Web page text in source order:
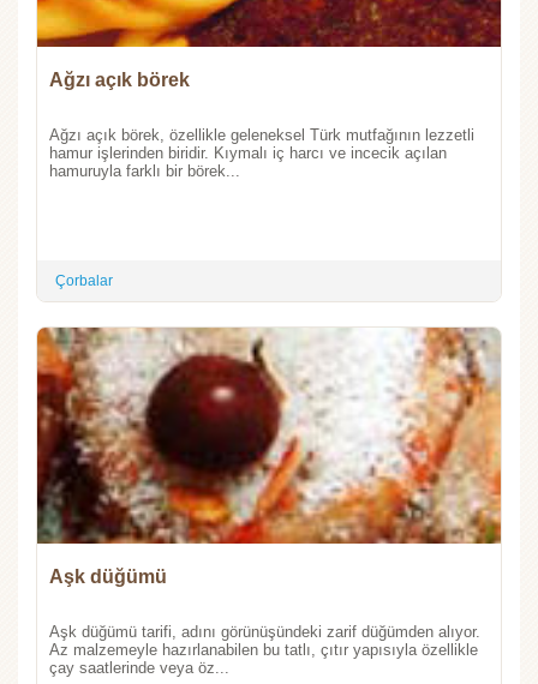
Ağzı açık börek
Ağzı açık börek, özellikle geleneksel Türk mutfağının lezzetli
hamur işlerinden biridir. Kıymalı iç harcı ve incecik açılan
hamuruyla farklı bir börek...
Çorbalar
Aşk düğümü
Aşk düğümü tarifi, adını görünüşündeki zarif düğümden alıyor.
Az malzemeyle hazırlanabilen bu tatlı, çıtır yapısıyla özellikle
çay saatlerinde veya öz...